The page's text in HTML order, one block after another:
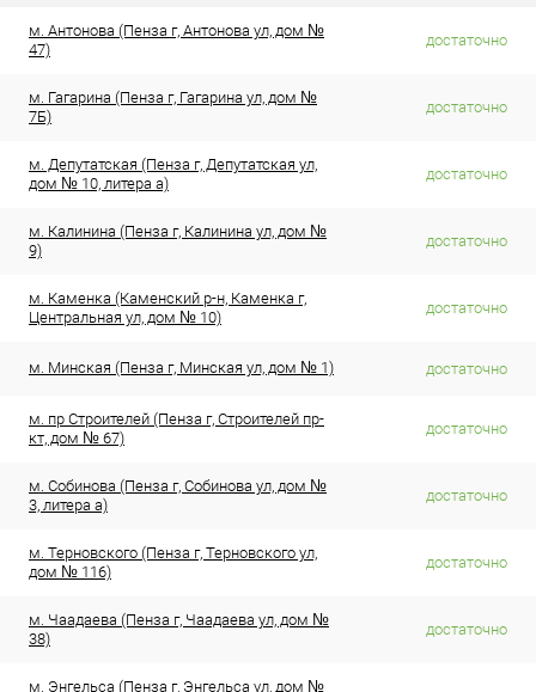
м. Антонова (Пенза г, Антонова ул, дом №
47)
достаточно
м. Гагарина (Пенза г, Гагарина ул, дом №
7Б)
достаточно
м. Депутатская (Пенза г, Депутатская ул,
дом № 10, литера а)
достаточно
м. Калинина (Пенза г, Калинина ул, дом №
9)
достаточно
м. Каменка (Каменский р-н, Каменка г,
Центральная ул, дом № 10)
достаточно
м. Минская (Пенза г, Минская ул, дом № 1) достаточно
м. пр Строителей (Пенза г, Строителей пр-
кт, дом № 67)
достаточно
м. Собинова (Пенза г, Собинова ул, дом №
3, литера а)
достаточно
м. Терновского (Пенза г, Терновского ул,
дом № 116)
достаточно
м. Чаадаева (Пенза г, Чаадаева ул, дом №
38)
достаточно
м. Энгельса (Пенза г, Энгельса ул, дом №